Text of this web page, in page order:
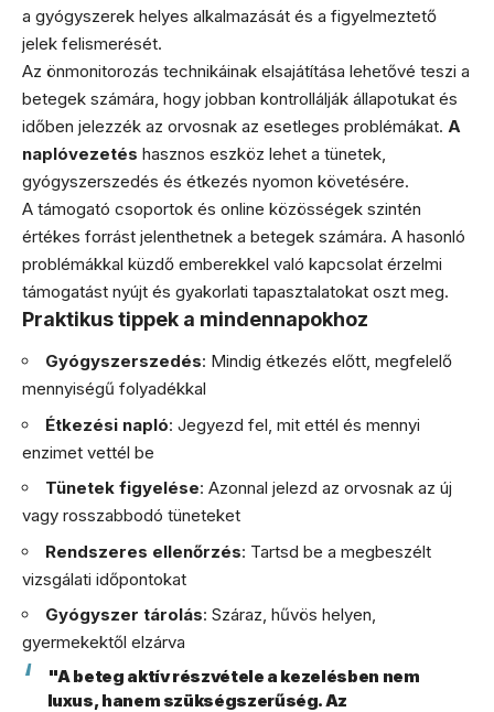
a gyógyszerek helyes alkalmazását és a figyelmeztető
jelek felismerését.
Az önmonitorozás technikáinak elsajátítása lehetővé teszi a
betegek számára, hogy jobban kontrollálják állapotukat és
időben jelezzék az orvosnak az esetleges problémákat. A
naplóvezetés hasznos eszköz lehet a tünetek,
gyógyszerszedés és étkezés nyomon követésére.
A támogató csoportok és online közösségek szintén
értékes forrást jelenthetnek a betegek számára. A hasonló
problémákkal küzdő emberekkel való kapcsolat érzelmi
támogatást nyújt és gyakorlati tapasztalatokat oszt meg.
Praktikus tippek a mindennapokhoz
Gyógyszerszedés: Mindig étkezés előtt, megfelelő
mennyiségű folyadékkal
Étkezési napló: Jegyezd fel, mit ettél és mennyi
enzimet vettél be
Tünetek figyelése: Azonnal jelezd az orvosnak az új
vagy rosszabbodó tüneteket
Rendszeres ellenőrzés: Tartsd be a megbeszélt
vizsgálati időpontokat
Gyógyszer tárolás: Száraz, hűvös helyen,
gyermekektől elzárva
"A beteg aktív részvétele a kezelésben nem
luxus, hanem szükségszerűség. Az